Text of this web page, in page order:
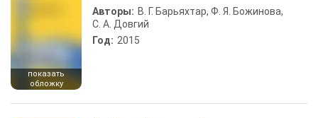
показать
обложку
Авторы: В. Г. Барьяхтар, Ф. Я. Божинова,
С. А. Довгий
Год: 2015